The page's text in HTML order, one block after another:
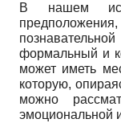
В нашем
формальный и
может иметь
которую,
можно
эмоциональной